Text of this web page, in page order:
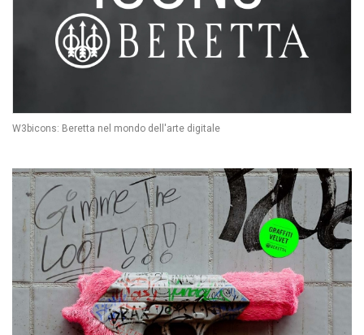
W3bicons: Beretta nel mondo dell'arte digitale